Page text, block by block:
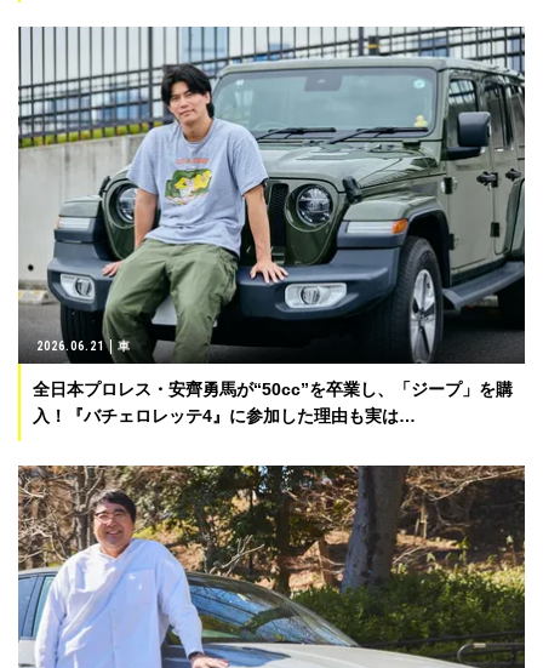
2026.06.21 車
全日本プロレス・安齊勇馬が“50cc”を卒業し、「ジープ」を購
入！『バチェロレッテ4』に参加した理由も実は…